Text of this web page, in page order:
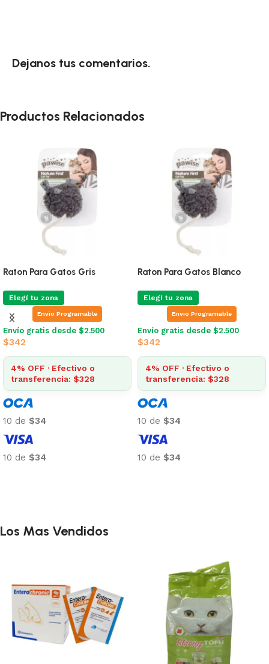
Dejanos tus comentarios.
Productos Relacionados
Pelota Con Luz Para Gatos
Elegí tu zona
Envio Programable
Envío gratis desde $2.500
$308
4% OFF · Efectivo o
transferencia: $296
10 de $31
10 de $31
Láser Con Forma De Raton
Elegí tu zona
Envio Programable
Envío gratis desde $2.500
$570
4% OFF · Efectivo o
transferencia: $547
10 de$57
Los Mas Vendidos